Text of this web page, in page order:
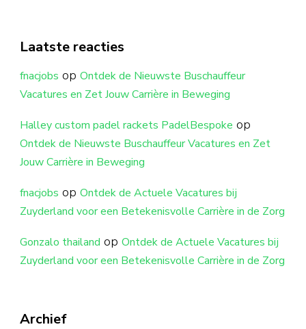
Laatste reacties
fnacjobs op Ontdek de Nieuwste Buschauffeur
Vacatures en Zet Jouw Carrière in Beweging
Halley custom padel rackets PadelBespoke op
Ontdek de Nieuwste Buschauffeur Vacatures en Zet
Jouw Carrière in Beweging
fnacjobs op Ontdek de Actuele Vacatures bij
Zuyderland voor een Betekenisvolle Carrière in de Zorg
Gonzalo thailand op Ontdek de Actuele Vacatures bij
Zuyderland voor een Betekenisvolle Carrière in de Zorg
Archief